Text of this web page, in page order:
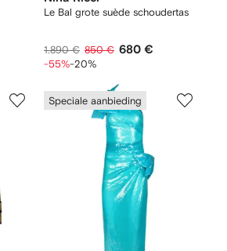
Le Bal grote suède schoudertas
1.890 € 850 € 680 €
-55%-20%
Speciale aanbieding